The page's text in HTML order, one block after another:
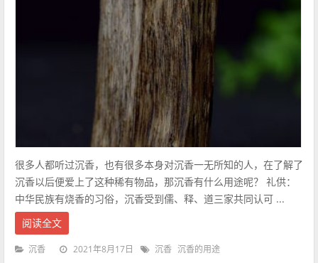
很多人都听过沉香，也有很多本身对沉香一无所知的人，在了解了
沉香以后便爱上了这种稀有物品，那沉香有什么用途呢？ 礼供：
中华民族有烧香的习俗，沉香受到儒、释、道三家共同认可 ...
阅读全文
沉香 2021年8月17日 沉香 沉香的用途